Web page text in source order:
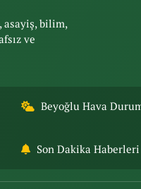
asayiş, bilim,
ve
Beyoğlu Hava
Son Dakika Haberleri